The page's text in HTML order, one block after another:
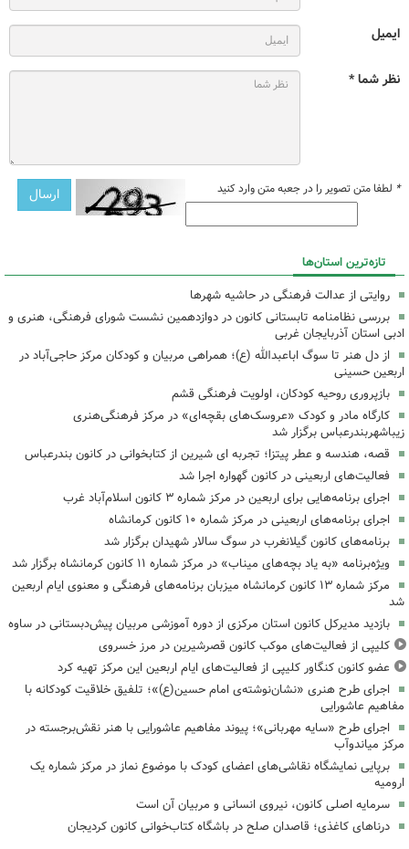
ایمیل
نظر شما *
* لطفا متن تصویر را در جعبه متن وارد کنید
تازه‌ترین استان‌ها
روایتی از عدالت فرهنگی در حاشیه شهرها
بررسی نظامنامه تابستانی کانون در دوازدهمین نشست شورای فرهنگی، هنری و
ادبی استان آذربایجان غربی
از دل هنر تا سوگ اباعبدالله (ع)؛ همراهی مربیان و کودکان مرکز حاجی‌آباد در
اربعین حسینی
بازپروری روحیه کودکان، اولویت فرهنگی قشم
کارگاه مادر و کودک «عروسک‌های بقچه‌ای» در مرکز فرهنگی‌هنری
زیباشهربندرعباس برگزار شد
قصه، هندسه و عطر پیتزا؛ تجربه ای شیرین از کتابخوانی در کانون بندرعباس
فعالیت‌های اربعینی در کانون گهواره اجرا شد
اجرای برنامه‌هایی برای اربعین در مرکز شماره ۳ کانون اسلام‌آباد غرب
اجرای برنامه‌های اربعینی در مرکز شماره ۱۰ کانون کرمانشاه
برنامه‌های کانون گیلانغرب در سوگ سالار شهیدان برگزار شد
ویژه‌برنامه «به یاد بچه‌های میناب» در مرکز شماره ۱۱ کانون کرمانشاه برگزار شد
مرکز شماره ۱۳ کانون کرمانشاه میزبان برنامه‌های فرهنگی و معنوی ایام اربعین
شد
بازدید مدیرکل کانون استان مرکزی از دوره آموزشی مربیان پیش‌دبستانی در ساوه
کلیپی از فعالیت‌های موکب کانون قصرشیرین در مرز خسروی
عضو کانون کنگاور کلیپی از فعالیت‌های ایام اربعین این مرکز تهیه کرد
اجرای طرح هنری «نشان‌نوشته‌ی امام حسین(ع)»؛ تلفیق خلاقیت کودکانه با
مفاهیم عاشورایی
اجرای طرح «سایه مهربانی»؛ پیوند مفاهیم عاشورایی با هنر نقش‌برجسته در
مرکز میاندوآب
برپایی نمایشگاه نقاشی‌های اعضای کودک با موضوع نماز در مرکز شماره یک
ارومیه
سرمایه اصلی کانون، نیروی انسانی و مربیان آن است
درناهای کاغذی؛ قاصدان صلح در باشگاه کتاب‌خوانی کانون کردیجان